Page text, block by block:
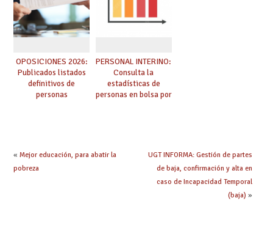
OPOSICIONES 2026:
Publicados listados
definitivos de
personas
PERSONAL INTERINO:
Consulta la
estadísticas de
personas en bolsa por
« Mejor educación, para abatir la
pobreza
UGT INFORMA: Gestión de partes
de baja, confirmación y alta en
caso de Incapacidad Temporal
(baja) »